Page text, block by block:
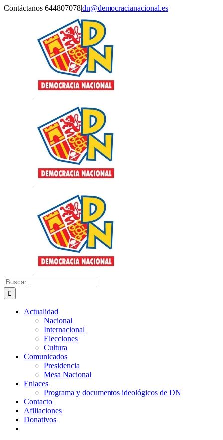
Saltar
Contáctanos 644807078|dn@democracianacional.es
Buscar:
Actualidad
Nacional
Internacional
Elecciones
Cultura
Comunicados
Presidencia
Mesa Nacional
Enlaces
Programa y documentos ideológicos de DN
Contacto
Afiliaciones
Donativos